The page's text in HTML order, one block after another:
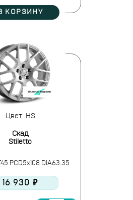
КОРЗИНУ
Цвет: HS
Скад
Stiletto
PCD5x108 DIA63.35
16 930 ₽